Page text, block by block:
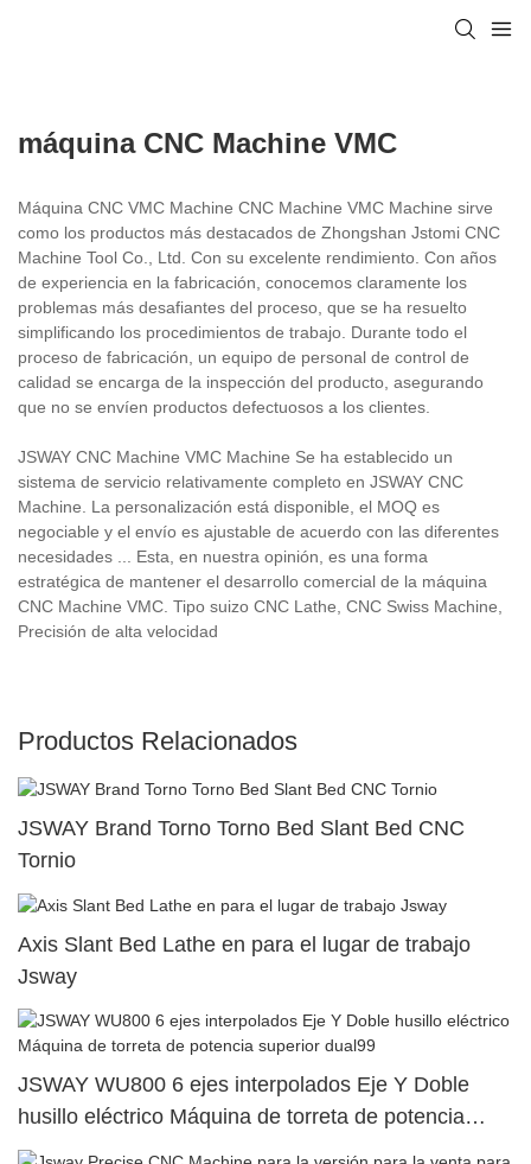
máquina CNC Machine VMC
Máquina CNC VMC Machine CNC Machine VMC Machine sirve
como los productos más destacados de Zhongshan Jstomi CNC
Machine Tool Co., Ltd. Con su excelente rendimiento. Con años
de experiencia en la fabricación, conocemos claramente los
problemas más desafiantes del proceso, que se ha resuelto
simplificando los procedimientos de trabajo. Durante todo el
proceso de fabricación, un equipo de personal de control de
calidad se encarga de la inspección del producto, asegurando
que no se envíen productos defectuosos a los clientes.
JSWAY CNC Machine VMC Machine Se ha establecido un
sistema de servicio relativamente completo en JSWAY CNC
Machine. La personalización está disponible, el MOQ es
negociable y el envío es ajustable de acuerdo con las diferentes
necesidades ... Esta, en nuestra opinión, es una forma
estratégica de mantener el desarrollo comercial de la máquina
CNC Machine VMC. Tipo suizo CNC Lathe, CNC Swiss Machine,
Precisión de alta velocidad
Productos Relacionados
JSWAY Brand Torno Torno Bed Slant Bed CNC
Tornio
Axis Slant Bed Lathe en para el lugar de trabajo
Jsway
JSWAY WU800 6 ejes interpolados Eje Y Doble
husillo eléctrico Máquina de torreta de potencia
superior dual99